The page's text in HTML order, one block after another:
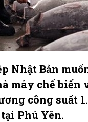
Nhật Bản
máy chế biến
công suất
Phú Yên.